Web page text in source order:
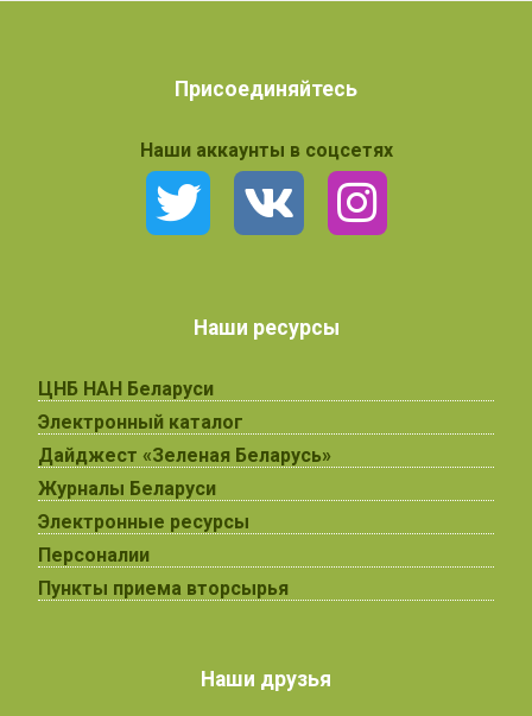
Присоединяйтесь
Наши аккаунты в соцсетях
Наши ресурсы
ЦНБ НАН Беларуси
Электронный каталог
Дайджест «Зеленая Беларусь»
Журналы Беларуси
Электронные ресурсы
Персоналии
Пункты приема вторсырья
Наши друзья